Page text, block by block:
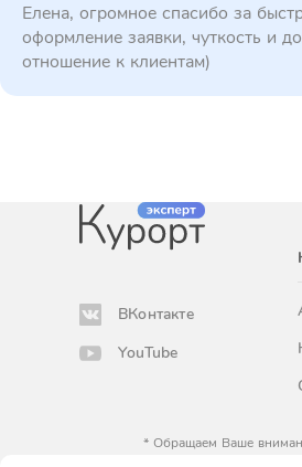
Елена, огромное спасибо за
оформление заявки, чуткость и
отношение к клиентам)
ВКонтакте
YouTube
* Обращаем Ваше